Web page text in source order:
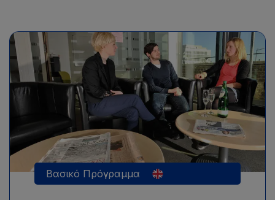
Βασικό Πρόγραμμα
Γενικά μαθήματα αγγλικών για επίπεδα Α2+, από 16+
ετών, με ελάχιστη διάρκεια μαθημάτων 2
εβδομάδες.